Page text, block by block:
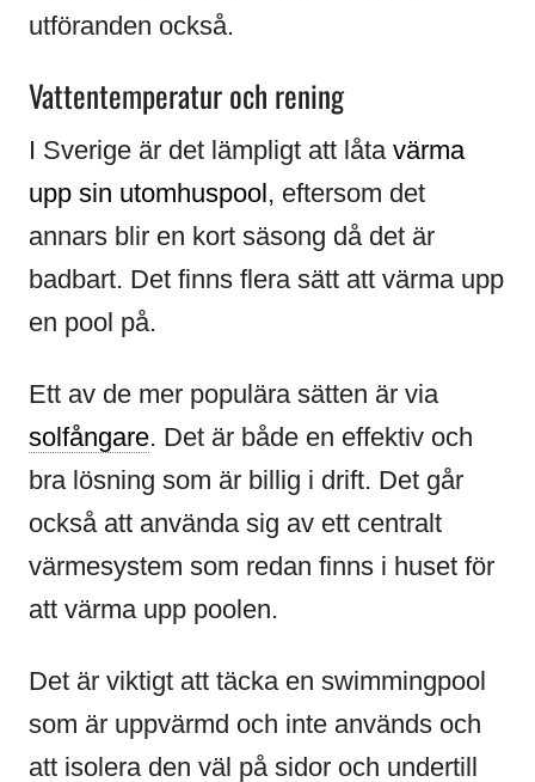
utföranden också.
Vattentemperatur och rening
I Sverige är det lämpligt att låta värma
upp sin utomhuspool, eftersom det
annars blir en kort säsong då det är
badbart. Det finns flera sätt att värma upp
en pool på.
Ett av de mer populära sätten är via
solfångare. Det är både en effektiv och
bra lösning som är billig i drift. Det går
också att använda sig av ett centralt
värmesystem som redan finns i huset för
att värma upp poolen.
Det är viktigt att täcka en swimmingpool
som är uppvärmd och inte används och
att isolera den väl på sidor och undertill